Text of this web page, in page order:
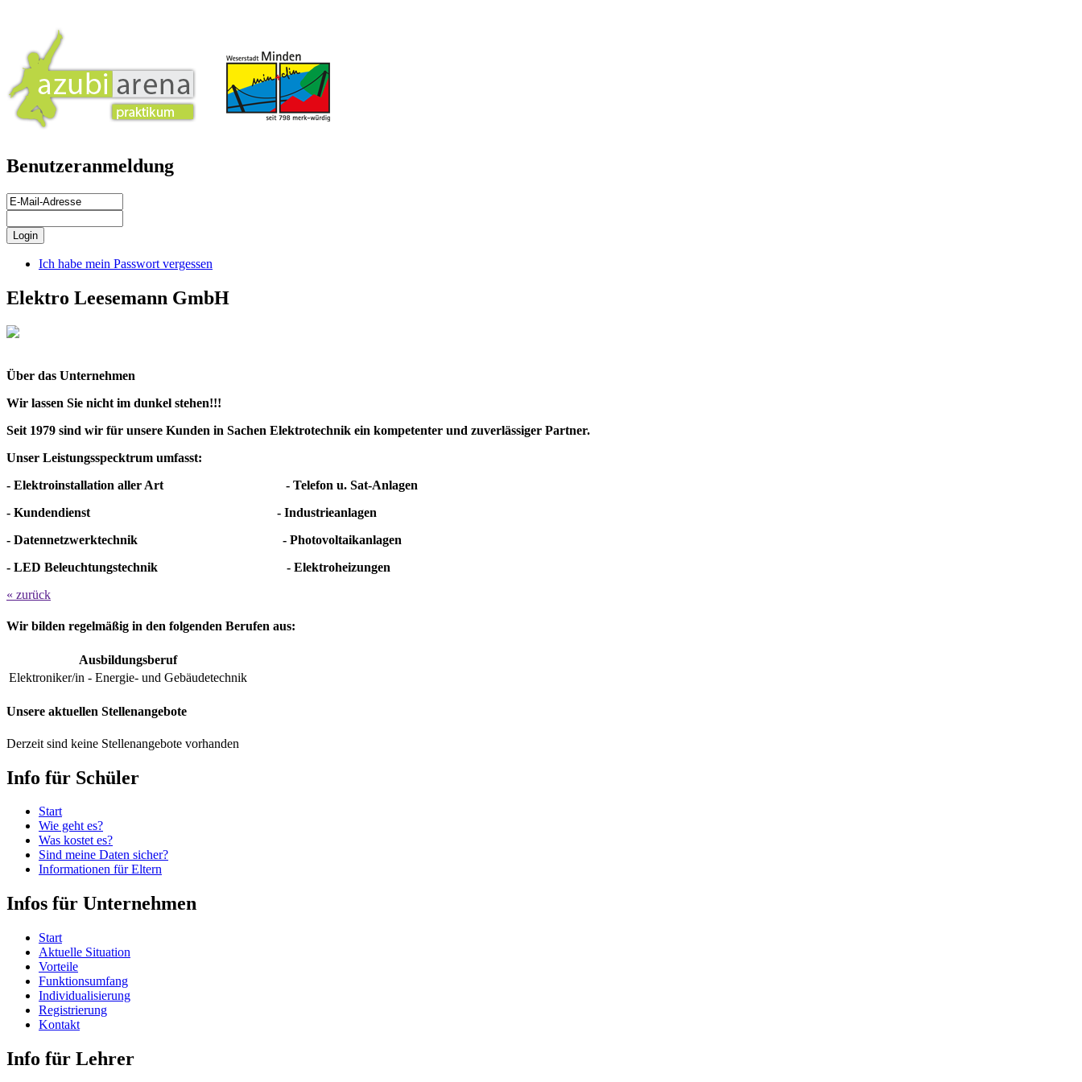
Benutzeranmeldung
Ich habe mein Passwort vergessen
Elektro Leesemann GmbH
Über das Unternehmen
Wir lassen Sie nicht im dunkel stehen!!!
Seit 1979 sind wir für unsere Kunden in Sachen Elektrotechnik ein kompetenter und zuverlässiger Partner.
Unser Leistungsspecktrum umfasst:
- Elektroinstallation aller Art - Telefon u. Sat-Anlagen
- Kundendienst - Industrieanlagen
- Datennetzwerktechnik - Photovoltaikanlagen
- LED Beleuchtungstechnik - Elektroheizungen
« zurück
Wir bilden regelmäßig in den folgenden Berufen aus:
Ausbildungsberuf
Elektroniker/in - Energie- und Gebäudetechnik
Unsere aktuellen Stellenangebote
Derzeit sind keine Stellenangebote vorhanden
Info für Schüler
Start
Wie geht es?
Was kostet es?
Sind meine Daten sicher?
Informationen für Eltern
Infos für Unternehmen
Start
Aktuelle Situation
Vorteile
Funktionsumfang
Individualisierung
Registrierung
Kontakt
Info für Lehrer